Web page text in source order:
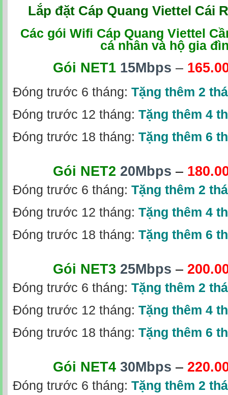
Lắp đặt Cáp Quang Viettel Cái
Các gói Wifi Cáp Quang Viettel
cá nhân và hộ gia
Gói NET1 15Mbps –
Đóng trước 6 tháng: Tặng thêm 2
Đóng trước 12 tháng: Tặng thêm 4
Đóng trước 18 tháng: Tặng thêm 6
Gói NET2 20Mbps –
Đóng trước 6 tháng: Tặng thêm 2
Đóng trước 12 tháng: Tặng thêm 4
Đóng trước 18 tháng: Tặng thêm 6
Gói NET3 25Mbps –
Đóng trước 6 tháng: Tặng thêm 2
Đóng trước 12 tháng: Tặng thêm 4
Đóng trước 18 tháng: Tặng thêm 6
Gói NET4 30Mbps –
Đóng trước 6 tháng: Tặng thêm 2